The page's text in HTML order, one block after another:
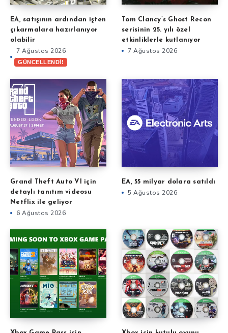
EA, satışının ardından işten
çıkarmalara hazırlanıyor
olabilir
7 Ağustos 2026
GÜNCELLENDİ!
Tom Clancy’s Ghost Recon
serisinin 25. yılı özel
etkinliklerle kutlanıyor
7 Ağustos 2026
Grand Theft Auto VI için
detaylı tanıtım videosu
Netflix ile geliyor
6 Ağustos 2026
EA, 55 milyar dolara satıldı
5 Ağustos 2026